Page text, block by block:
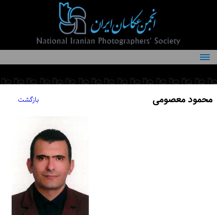
درباره انجمن
کمیته‌های انجمن
محمود معصومی بازگشت